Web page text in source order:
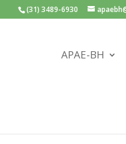
(31) 3489-6930
APAE-BH